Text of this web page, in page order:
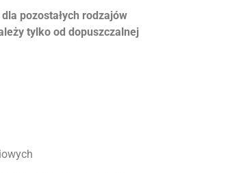
pozostałych rodzajów
tylko od dopuszczalnej